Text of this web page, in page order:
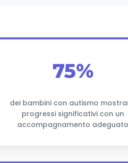
75%
dei bambini con autismo
progressi significativi con un
accompagnamento adeguato